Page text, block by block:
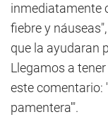
inmediatamente
fiebre y
que la ayudaran
Llegamos a
este comentario:
pamentera'".